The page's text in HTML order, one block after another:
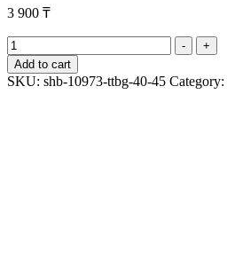
3 900 ₸
Сумка
шоппер
Shabu
Павлиний
-
+
Add to cart
SKU: shb-10973-ttbg-40-45 Category: